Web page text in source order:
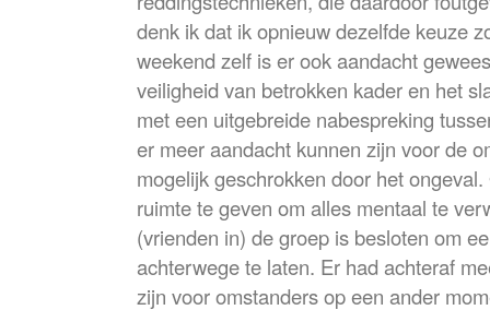
denk ik dat ik opnieuw dezelfde keuze
weekend zelf is er ook aandacht
veiligheid van betrokken kader en het
met een uitgebreide nabespreking
er meer aandacht kunnen zijn voor de
mogelijk geschrokken door het
ruimte te geven om alles mentaal te
(vrienden in) de groep is besloten om
achterwege te laten. Er had achteraf
zijn voor omstanders op een ander